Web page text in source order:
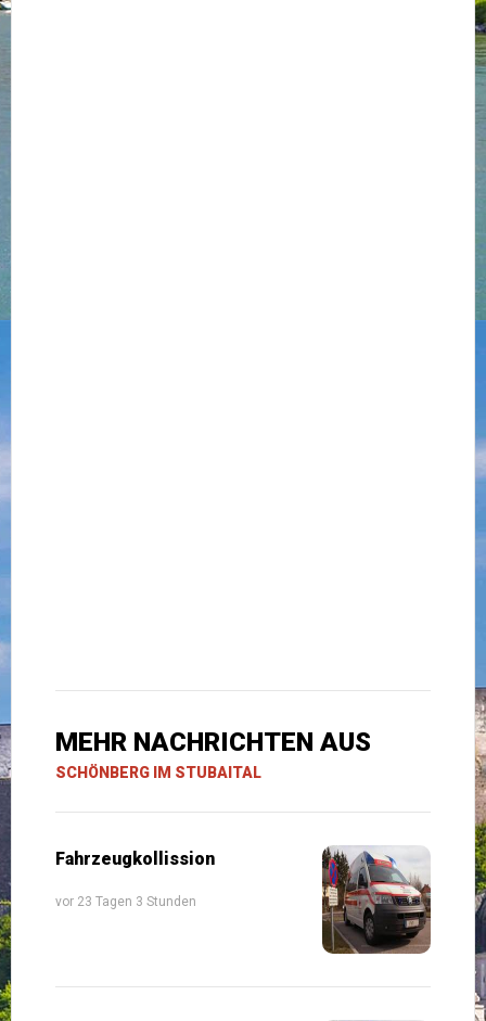
MEHR NACHRICHTEN AUS
SCHÖNBERG IM STUBAITAL
Fahrzeugkollission
vor 23 Tagen 3 Stunden